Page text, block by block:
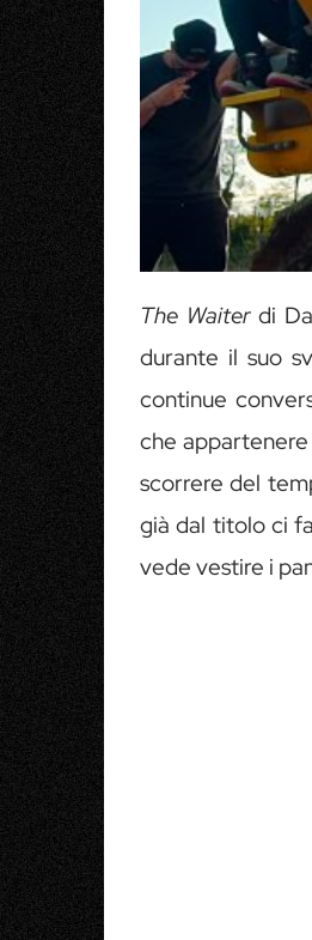
The Waiterdi
durante il suo
continue
che appartenere
scorrere del
già dal titolo ci
vede vestire i